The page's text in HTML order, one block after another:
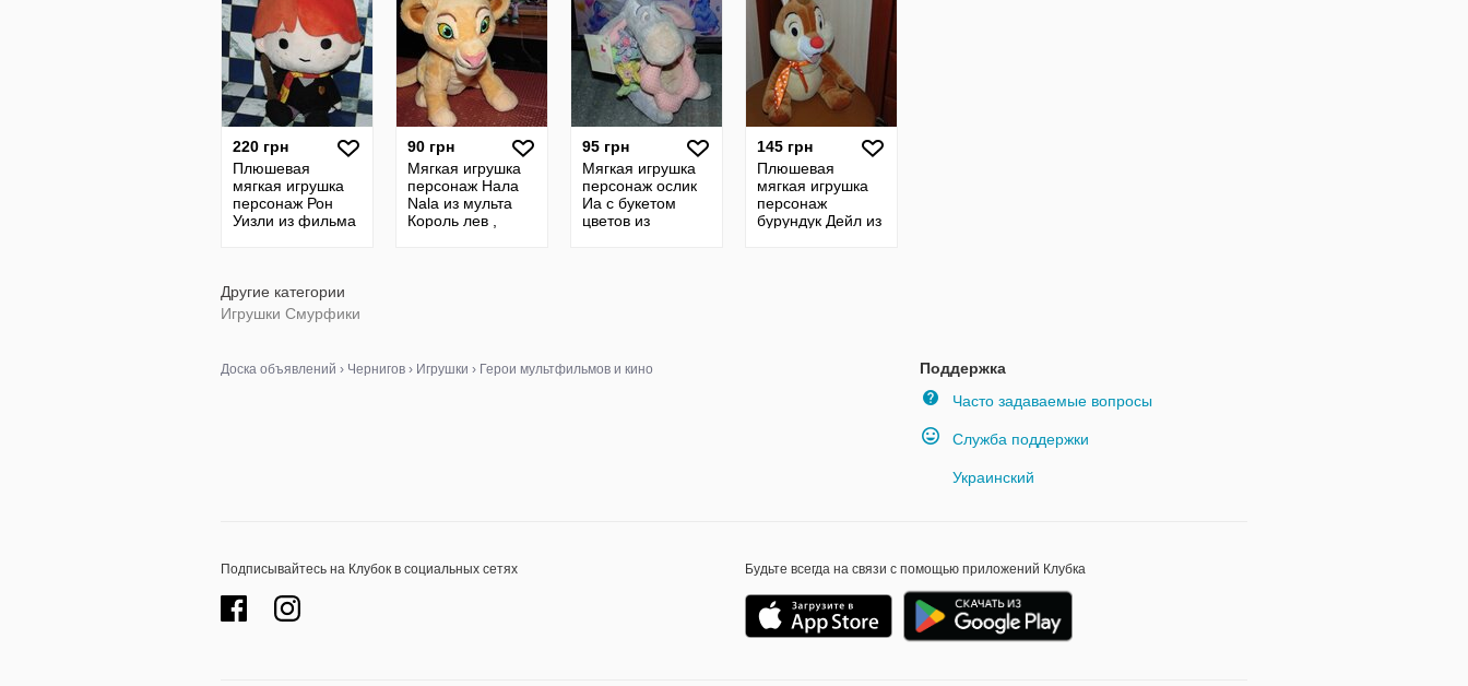
220 грн
Плюшевая
мягкая игрушка
персонаж Рон
Уизли из фильма
90 грн
Мягкая игрушка
персонаж Нала
Nala из мульта
Король лев ,
95 грн
Мягкая игрушка
персонаж ослик
Иа с букетом
цветов из
145 грн
Плюшевая
мягкая игрушка
персонаж
бурундук Дейл из
Другие категории
Игрушки Смурфики
Поддержка
Часто задаваемые вопросы
Служба поддержки
Украинский
Доска объявлений › Чернигов › Игрушки › Герои мультфильмов и кино
Подписывайтесь на Клубок в социальных сетях Будьте всегда на связи с помощью приложений Клубка